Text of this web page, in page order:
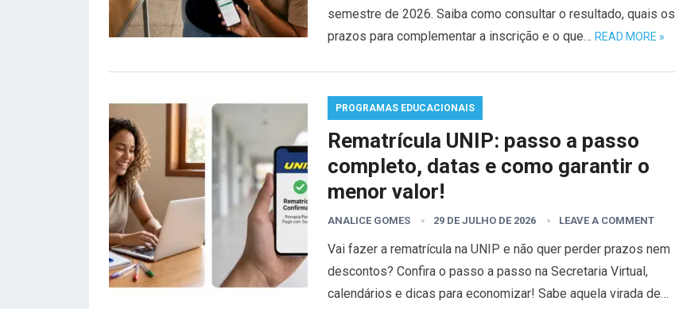
semestre de 2026. Saiba como consultar o resultado, quais os
prazos para complementar a inscrição e o que… READ MORE »
PROGRAMAS EDUCACIONAIS
Rematrícula UNIP: passo a passo
completo, datas e como garantir o
menor valor!
ANALICE GOMES 29 DE JULHO DE 2026 LEAVE A COMMENT
Vai fazer a rematrícula na UNIP e não quer perder prazos nem
descontos? Confira o passo a passo na Secretaria Virtual,
calendários e dicas para economizar! Sabe aquela virada de…